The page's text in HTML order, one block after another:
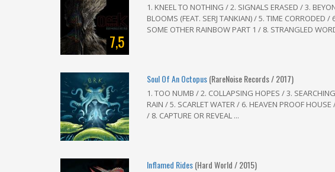
7,5
1. KNEEL TO NOTHING / 2. SIGNALS ERASED / 3.
BLOOMS (FEAT. SERJ TANKIAN) / 5. TIME CORRODED
SOME OTHER RAINBOW PART 1 / 8. STRANGLED
Soul Of An Octopus(RareNoise Records / 2017)
1. TOO NUMB / 2. COLLAPSING HOPES / 3.
RAIN / 5. SCARLET WATER / 6. HEAVEN PROOF
/ 8. CAPTURE OR REVEAL ...
Inflamed Rides(Hard World / 2015)